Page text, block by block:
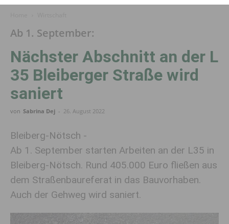
Ab 1. September:
Nächster Abschnitt an der L
35 Bleiberger Straße wird
saniert
von Sabrina Dej - 26. August 2022
Bleiberg-Nötsch -
Ab 1. September starten Arbeiten an der L35 in
Bleiberg-Nötsch. Rund 405.000 Euro fließen aus
dem Straßenbaureferat in das Bauvorhaben.
Auch der Gehweg wird saniert.